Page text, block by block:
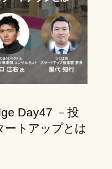
Day47 －投
ートアップとは